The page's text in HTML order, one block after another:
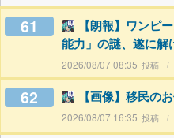
61
【朗報】ワンピ
能力」の謎、遂に解
2026/08/07 08:35
62 【画像】移民の
2026/08/07 16:35